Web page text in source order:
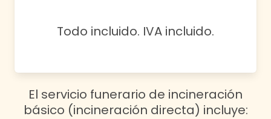
Todo incluido. IVA incluido.
El servicio funerario de incineración
básico (incineración directa) incluye: